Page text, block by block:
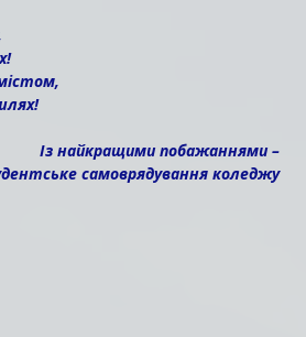
Із найкращими побажаннями –
самоврядування коледжу